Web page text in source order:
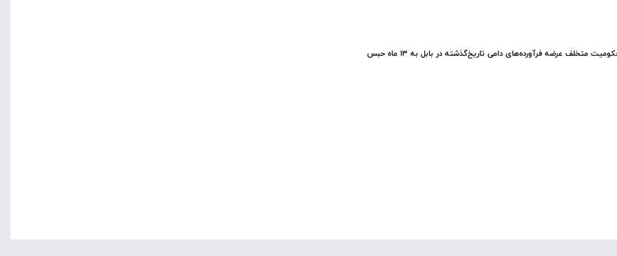
متخلف عرضه فرآورده‌های دامی تاریخ‌گذشته در بابل به ۱۳ ماه حبس